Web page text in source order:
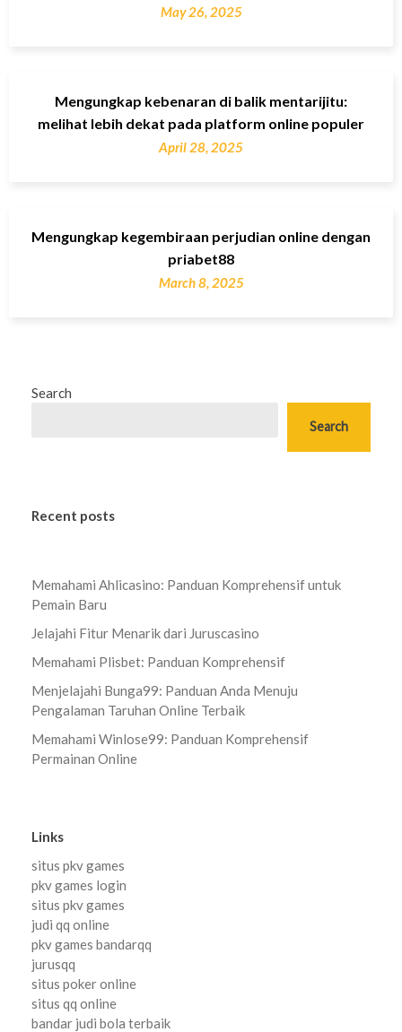
May 26, 2025
Mengungkap kebenaran di balik mentarijitu:
melihat lebih dekat pada platform online populer
April 28, 2025
Mengungkap kegembiraan perjudian online dengan
priabet88
March 8, 2025
Search
Search
Recent posts
Memahami Ahlicasino: Panduan Komprehensif untuk
Pemain Baru
Jelajahi Fitur Menarik dari Juruscasino
Memahami Plisbet: Panduan Komprehensif
Menjelajahi Bunga99: Panduan Anda Menuju
Pengalaman Taruhan Online Terbaik
Memahami Winlose99: Panduan Komprehensif
Permainan Online
Links
situs pkv games
pkv games login
situs pkv games
judi qq online
pkv games bandarqq
jurusqq
situs poker online
situs qq online
bandar judi bola terbaik